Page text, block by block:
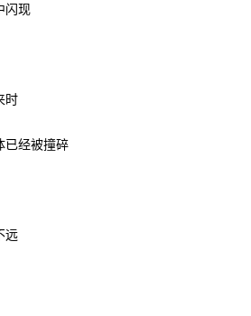
闪现
时
已经被撞碎
远